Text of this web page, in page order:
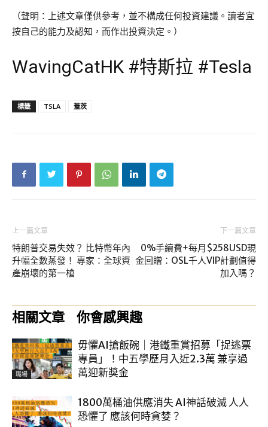
（聲明：上述文章僅供參考，並不構成任何投資建議。讀者宜
按自己的能力及認知，而作出投資決定。）
WavingCatHK #特斯拉 #Tesla
標籤 TSLA 蓋茨
上一篇文章
特朗普交易失效？ 比特幣年內
升幅全數蒸發！ 專家：全球資
產崩壞的第一槍
下一篇文章
0%手續費+每月$258USD現
金回贈：OSL千人VIP計劃值得
加入嗎？
相關文章 你會感興趣
職場
毋懼AI搶飯碗｜港鐵重賞招募「捉逃票
專員」！中五學歷月入近2.3萬 兼享過
萬迎新獎金
1800萬桶油供應消失 AI神話破滅 人人
恐懼了 應該何時貪婪？